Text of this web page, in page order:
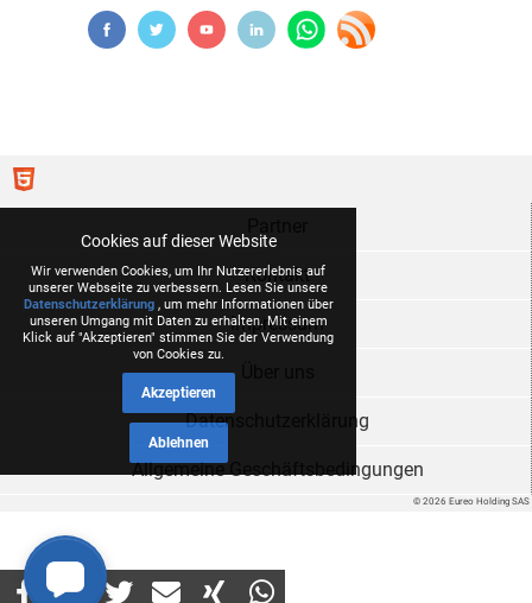
Cookies auf dieser Website
Wir verwenden Cookies, um Ihr Nutzererlebnis auf
unserer Webseite zu verbessern. Lesen Sie unsere
Datenschutzerklärung, um mehr Informationen über
unseren Umgang mit Daten zu erhalten. Mit einem
Klick auf "Akzeptieren" stimmen Sie der Verwendung
von Cookies zu.
Akzeptieren
Ablehnen
© 2026 Eureo Holding SAS
Kontakt
Impressum
Datenschutzerklärung
Allgemeine Geschäftsbedingungen